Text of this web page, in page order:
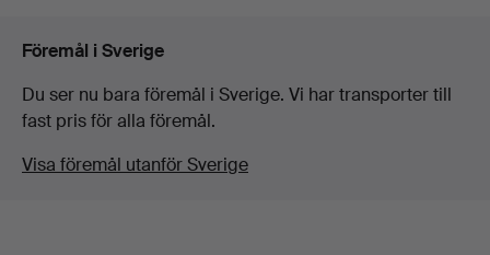
Föremål i Sverige
Du ser nu bara föremål i Sverige. Vi har transporter till
fast pris för alla föremål.
Visa föremål utanför Sverige